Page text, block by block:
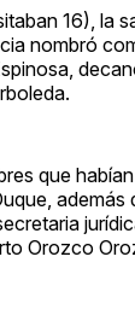
16), la
nombró
que
además
Orozco